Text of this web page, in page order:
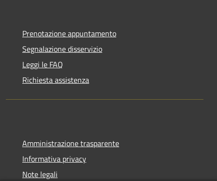
Prenotazione appuntamento
Segnalazione disservizio
Leggi le FAQ
Richiesta assistenza
Amministrazione trasparente
Informativa privacy
Note legali